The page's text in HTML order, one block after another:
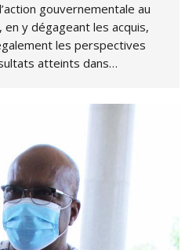
gouvernementale au
en y dégageant les acquis,
les perspectives
atteints dans…